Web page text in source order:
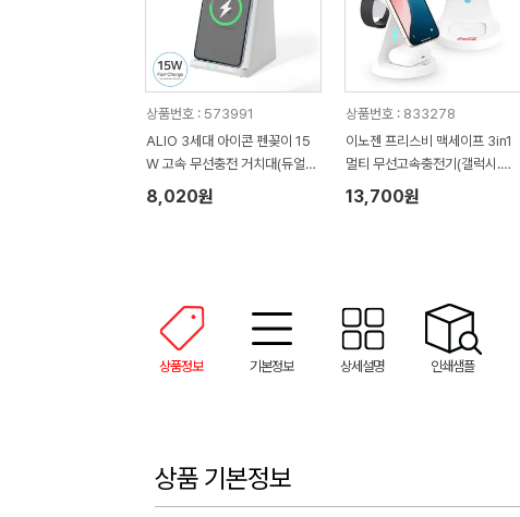
상품번호 : 573991
ALIO 3세대 아이콘 펜꽂이 15
W 고속 무선충전 거치대(듀얼코
일)
8,020원
상품번호 : 833278
이노젠 프리스비 맥세이프 3in1
멀티 무선고속충전기(갤럭시.아
이폰호환)
13,700원
상품정보 기본정보 상세설명 인쇄샘플
상품 기본정보